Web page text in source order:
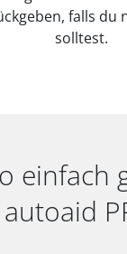
falls du
solltest.
einfach
autoaid